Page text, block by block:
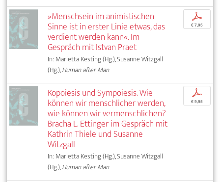
»Menschsein im animistischen
Sinne ist in erster Linie etwas, das
verdient werden kann«. Im
Gespräch mit Istvan Praet
In: Marietta Kesting (Hg.), Susanne Witzgall
(Hg.),Human after Man
p
€ 7,95
Kopoiesis und Sympoiesis. Wie
können wir menschlicher werden,
wie können wir vermenschlichen?
Bracha L. Ettinger im Gespräch mit
Kathrin Thiele und Susanne
Witzgall
In: Marietta Kesting (Hg.), Susanne Witzgall
(Hg.),Human after Man
p
€ 9,95